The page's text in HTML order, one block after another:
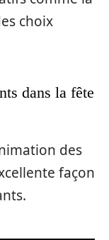
choix
dans la fête
des
façon